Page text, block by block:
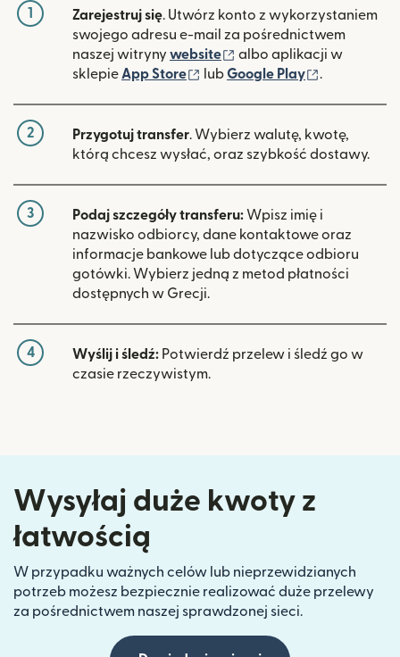
1 Zarejestruj się. Utwórz konto z wykorzystaniem
swojego adresu e-mail za pośrednictwem
naszej witryny website (otwiera się w nowym
albo aplikacji w
sklepie App Store (otwiera się w nowym oknie)
lubGoogle Play .
2 Przygotuj transfer. Wybierz walutę, kwotę,
którą chcesz wysłać, oraz szybkość dostawy.
3 Podaj szczegóły transferu: Wpisz imię i
nazwisko odbiorcy, dane kontaktowe oraz
informacje bankowe lub dotyczące odbioru
gotówki. Wybierz jedną z metod płatności
dostępnych w Grecji.
4 Wyślij i śledź: Potwierdź przelew i śledź go w
czasie rzeczywistym.
Wysyłaj duże kwoty z
łatwością
W przypadku ważnych celów lub nieprzewidzianych
potrzeb możesz bezpiecznie realizować duże przelewy
za pośrednictwem naszej sprawdzonej sieci.